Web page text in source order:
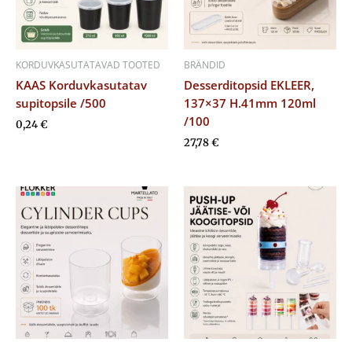
KORDUVKASUTATAVAD TOOTED
KAAS Korduvkasutatav
supitopsile /500
0,24€
BRÄNDID
Desserditopsid EKLEER,
137×37 H.41mm 120ml
/100
27,78€